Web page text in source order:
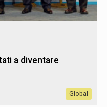
a diventare
Global